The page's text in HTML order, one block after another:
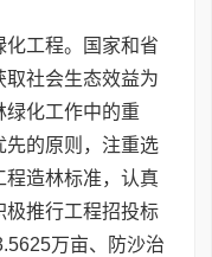
化工程。国家和省
取社会生态效益为
绿化工作中的重
先的原则，注重选
程造林标准，认真
极推行工程招投标
万亩、防沙治